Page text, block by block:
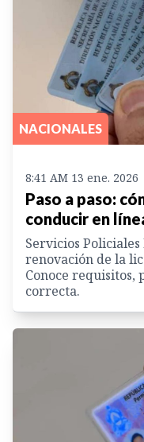
NACIONALES
8:41 AM 13 ene. 2026
Paso a paso:
conducir en
Servicios
renovación de la
Conoce requisitos,
correcta.